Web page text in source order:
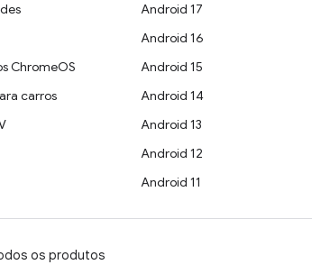
ChromeOS
carros
Android 17
Android 16
Android 15
Android 14
Android 13
Android 12
Android 11
os produtos